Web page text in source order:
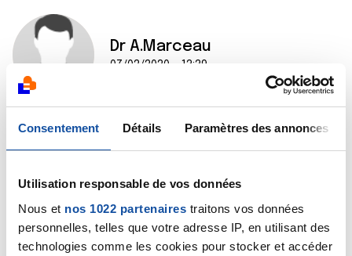
Consentement Détails Paramètres des annonces
Utilisation responsable de vos données
Nous et nos 1022 partenaires traitons vos données
personnelles, telles que votre adresse IP, en utilisant des
technologies comme les cookies pour stocker et accéder
Dr A.Marceau
07/02/2020 - 13:39
Bonjour Souad,
Les ruptures d'approvisionnement du BCG Medac
https://ansm.sante.fr/S-informer/Points-d-
information-Points-d-informat…
Bien cordialement
Dr A.Marceau